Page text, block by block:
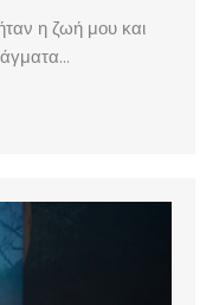
η ζωή μου και